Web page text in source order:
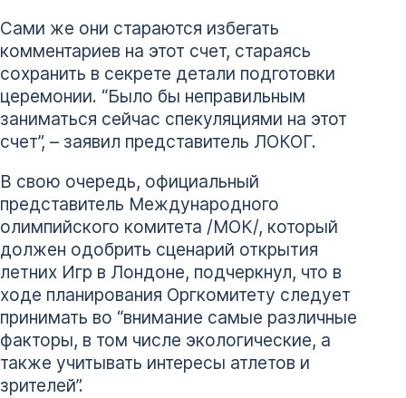
Сами же они стараются избегать
комментариев на этот счет, стараясь
сохранить в секрете детали подготовки
церемонии. “Было бы неправильным
заниматься сейчас спекуляциями на этот
счет”, – заявил представитель ЛОКОГ.
В свою очередь, официальный
представитель Международного
олимпийского комитета /МОК/, который
должен одобрить сценарий открытия
летних Игр в Лондоне, подчеркнул, что в
ходе планирования Оргкомитету следует
принимать во “внимание самые различные
факторы, в том числе экологические, а
также учитывать интересы атлетов и
зрителей”.